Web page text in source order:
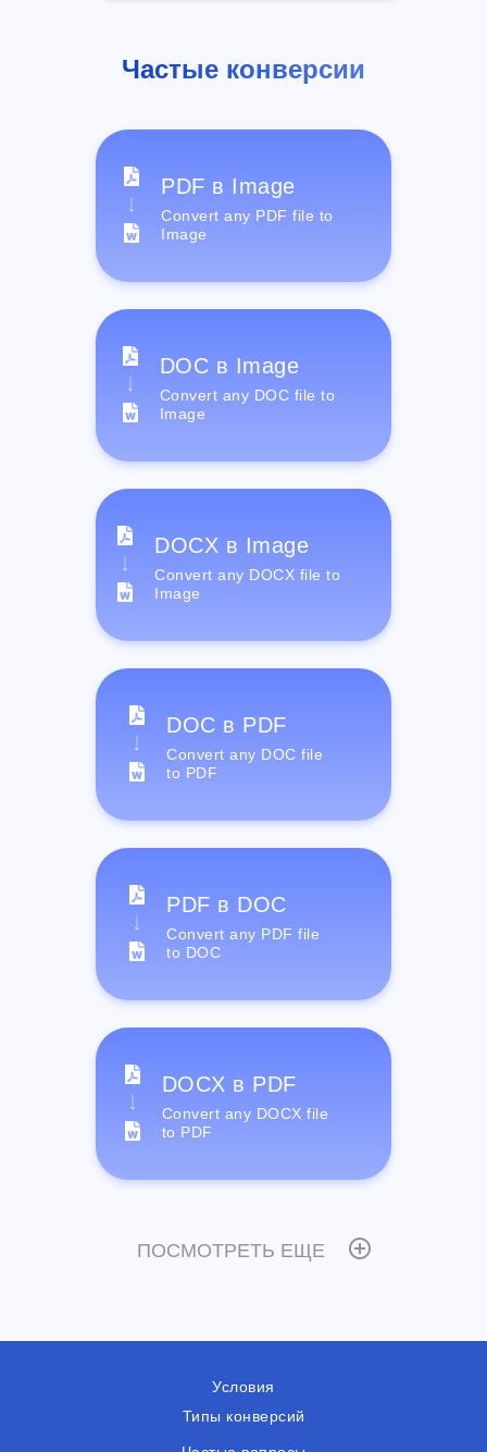
Частые конверсии
PDF в Image
Convert any PDF file to
Image
DOC в Image
Convert any DOC file to
Image
DOCX в Image
Convert any DOCX file to
Image
DOC в PDF
Convert any DOC file
to PDF
PDF в DOC
Convert any PDF file
to DOC
DOCX в PDF
Convert any DOCX file
to PDF
ПОСМОТРЕТЬ ЕЩЕ
Условия
Типы конверсий